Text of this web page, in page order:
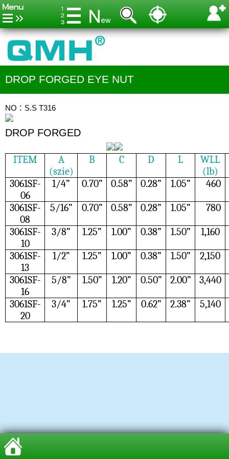
DROP FORGED EYE NUT
NO：S.S T316
DROP FORGED
ITEM
A
(szie)
B C D L
WLL
(lb)
3061SF-
06
1/4” 0.70” 0.58” 0.28” 1.05” 460
3061SF-
08
5/16” 0.70” 0.58” 0.28” 1.05” 780
3061SF-
10
3/8” 1.25” 1.00” 0.38” 1.50” 1,160
3061SF-
13
1/2” 1.25” 1.00” 0.38” 1.50” 2,150
3061SF-
16
5/8” 1.50” 1.20” 0.50” 2.00” 3,440
3061SF-
20
3/4” 1.75” 1.25” 0.62” 2.38” 5,140